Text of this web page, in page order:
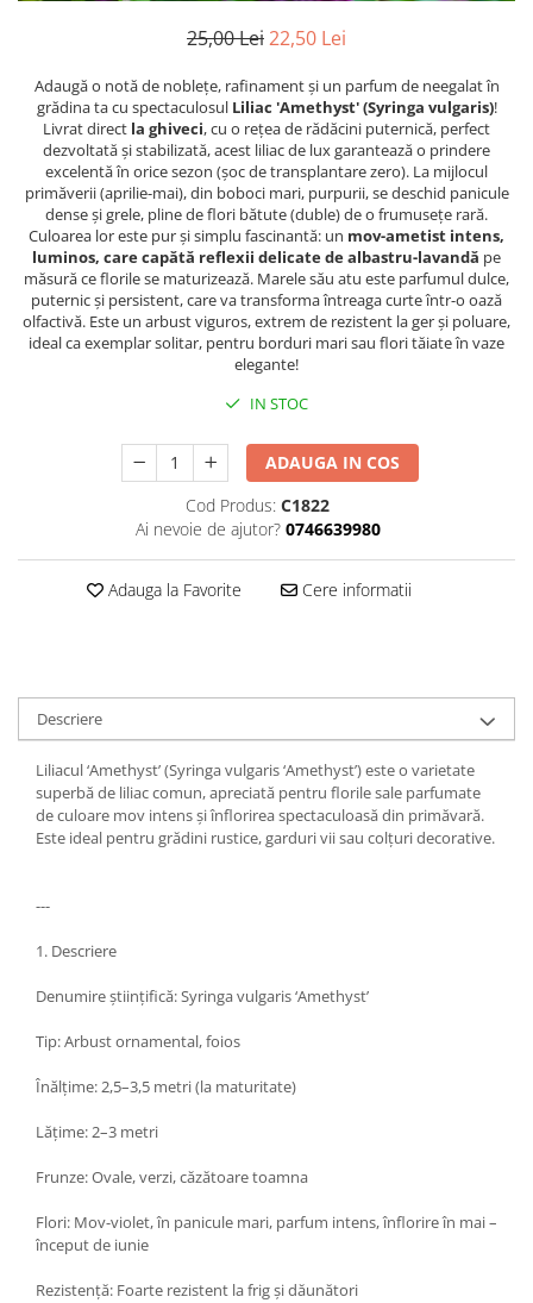
25,00 Lei22,50 Lei
Adaugă o notă de noblețe, rafinament și un parfum de neegalat în
grădina ta cu spectaculosul Liliac 'Amethyst' (Syringa vulgaris)!
Livrat direct la ghiveci, cu o rețea de rădăcini puternică, perfect
dezvoltată și stabilizată, acest liliac de lux garantează o prindere
excelentă în orice sezon (șoc de transplantare zero). La mijlocul
primăverii (aprilie-mai), din boboci mari, purpurii, se deschid panicule
dense și grele, pline de flori bătute (duble) de o frumusețe rară.
Culoarea lor este pur și simplu fascinantă: un mov-ametist intens,
luminos, care capătă reflexii delicate de albastru-lavandă pe
măsură ce florile se maturizează. Marele său atu este parfumul dulce,
puternic și persistent, care va transforma întreaga curte într-o oază
olfactivă. Este un arbust viguros, extrem de rezistent la ger și poluare,
ideal ca exemplar solitar, pentru borduri mari sau flori tăiate în vaze
elegante!
IN STOC
ADAUGA IN COS
Cod Produs: C1822
Ai nevoie de ajutor? 0746639980
Adauga la Favorite Cere informatii
Descriere
Liliacul ‘Amethyst’ (Syringa vulgaris ‘Amethyst’) este o varietate
superbă de liliac comun, apreciată pentru florile sale parfumate
de culoare mov intens și înflorirea spectaculoasă din primăvară.
Este ideal pentru grădini rustice, garduri vii sau colțuri decorative.
---
1. Descriere
Denumire științifică: Syringa vulgaris ‘Amethyst’
Tip: Arbust ornamental, foios
Înălțime: 2,5–3,5 metri (la maturitate)
Lățime: 2–3 metri
Frunze: Ovale, verzi, căzătoare toamna
Flori: Mov-violet, în panicule mari, parfum intens, înflorire în mai –
început de iunie
Rezistență: Foarte rezistent la frig și dăunători